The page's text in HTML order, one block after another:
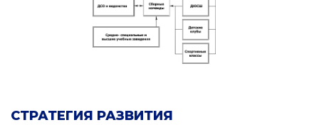
СТРАТЕГИЯ РАЗВИТИЯ